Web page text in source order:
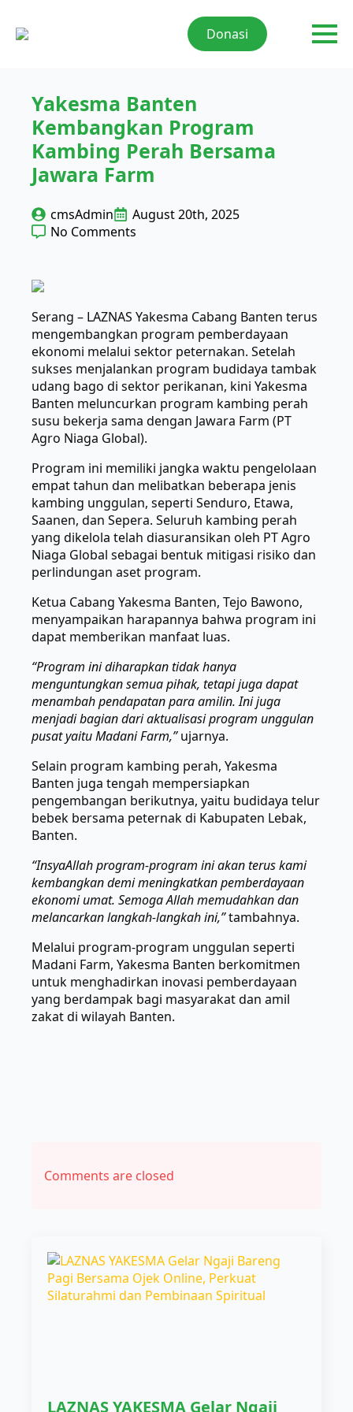
Donasi
Yakesma Banten
Kembangkan Program
Kambing Perah Bersama
Jawara Farm
cmsAdmin
August 20th, 2025
No Comments
Serang – LAZNAS Yakesma Cabang Banten terus
mengembangkan program pemberdayaan
ekonomi melalui sektor peternakan. Setelah
sukses menjalankan program budidaya tambak
udang bago di sektor perikanan, kini Yakesma
Banten meluncurkan program kambing perah
susu bekerja sama dengan Jawara Farm (PT
Agro Niaga Global).
Program ini memiliki jangka waktu pengelolaan
empat tahun dan melibatkan beberapa jenis
kambing unggulan, seperti Senduro, Etawa,
Saanen, dan Sepera. Seluruh kambing perah
yang dikelola telah diasuransikan oleh PT Agro
Niaga Global sebagai bentuk mitigasi risiko dan
perlindungan aset program.
Ketua Cabang Yakesma Banten, Tejo Bawono,
menyampaikan harapannya bahwa program ini
dapat memberikan manfaat luas.
“Program ini diharapkan tidak hanya
menguntungkan semua pihak, tetapi juga dapat
menambah pendapatan para amilin. Ini juga
menjadi bagian dari aktualisasi program unggulan
pusat yaitu Madani Farm,”ujarnya.
Selain program kambing perah, Yakesma
Banten juga tengah mempersiapkan
pengembangan berikutnya, yaitu budidaya telur
bebek bersama peternak di Kabupaten Lebak,
Banten.
“InsyaAllah program-program ini akan terus kami
kembangkan demi meningkatkan pemberdayaan
ekonomi umat. Semoga Allah memudahkan dan
melancarkan langkah-langkah ini,”tambahnya.
Melalui program-program unggulan seperti
Madani Farm, Yakesma Banten berkomitmen
untuk menghadirkan inovasi pemberdayaan
yang berdampak bagi masyarakat dan amil
zakat di wilayah Banten.
Comments are closed
LAZNAS YAKESMA Gelar Ngaji